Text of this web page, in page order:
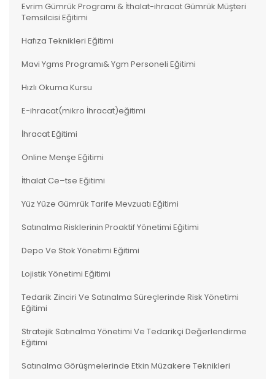
Evrim Gümrük Programı & İthalat-ihracat Gümrük Müşteri
Temsilcisi Eğitimi
Hafıza Teknikleri Eğitimi
Mavi Ygms Programı& Ygm Personeli Eğitimi
Hızlı Okuma Kursu
E-ihracat(mikro İhracat)eğitimi
İhracat Eğitimi
Online Menşe Eğitimi
İthalat Ce–tse Eğitimi
Yüz Yüze Gümrük Tarife Mevzuatı Eğitimi
Satınalma Risklerinin Proaktif Yönetimi Eğitimi
Depo Ve Stok Yönetimi Eğitimi
Lojistik Yönetimi Eğitimi
Tedarik Zinciri Ve Satınalma Süreçlerinde Risk Yönetimi
Eğitimi
Stratejik Satınalma Yönetimi Ve Tedarikçi Değerlendirme
Eğitimi
Satınalma Görüşmelerinde Etkin Müzakere Teknikleri